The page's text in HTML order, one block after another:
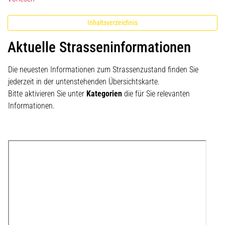
Inhaltsverzeichnis
Aktuelle Strasseninformationen
Die neuesten Informationen zum Strassenzustand finden Sie
jederzeit in der untenstehenden Übersichtskarte.
Bitte aktivieren Sie unter Kategorien die für Sie relevanten
Informationen.